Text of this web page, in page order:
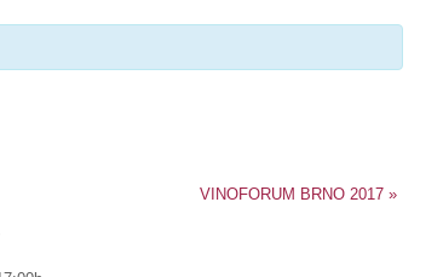
VINOFORUM BRNO 2017 »